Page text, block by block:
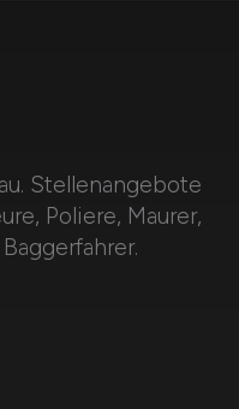
Stellenangebote
Poliere, Maurer,